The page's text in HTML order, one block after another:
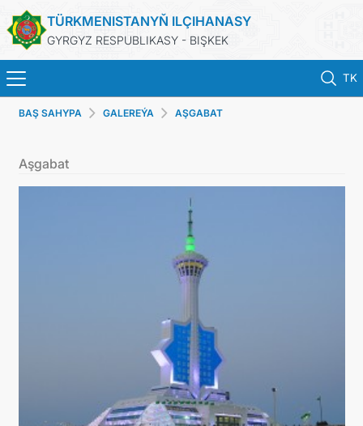
TÜRKMENISTANYŇ ILÇIHANASY
GYRGYZ RESPUBLIKASY - BIŞKEK
TK
BAŞ SAHYPA
TÜRKMENISTAN
BAÝRAMÇYLYK WE HATYRA GÜNLERI
DIM
ARAGATNAŞYK
BAŞ SAHYPA GALEREÝA AŞGABAT
Aşgabat